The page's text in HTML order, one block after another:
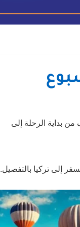
بداية الرحلة إلى
إلى تركيا بالتفصيل.